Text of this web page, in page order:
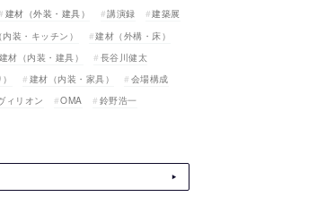
建材（外装・建具） 講演録
建築展
装・キッチン）
建材（外構・床）
建材（内装・建具）
長谷川健太
建材（内装・家具）
会場構成
ィリオン OMA
鈴野浩一